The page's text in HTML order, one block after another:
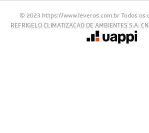
© 2023 https://www.leveros.com.br Todos
REFRIGELO CLIMATIZACAO DE AMBIENTES S.A.